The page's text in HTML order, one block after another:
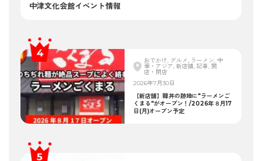
中津文化会館イベント情報
おでかけ, グルメ, ラーメン, 中
華・アジア, 新店舗, 記事, 開
店・閉店
2026年7月30日
【新店舗】韓丼の跡地に"ラーメンご
くまる"がオープン！/2026年８月17
日(月)オープン予定